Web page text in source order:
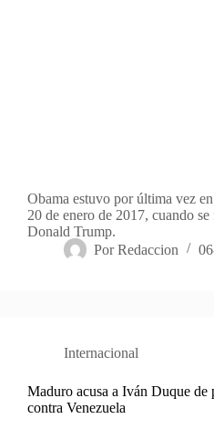
Obama estuvo por última vez
20 de enero de 2017, cuando se
Donald Trump.
Por Redaccion
Internacional
Maduro acusa a Iván Duque de
contra Venezuela